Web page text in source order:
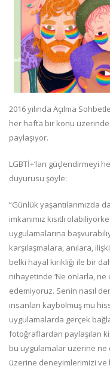
2016 yılında Açılma
her hafta bir konu üzerinde
paylaşıyor.
LGBTİ+’ları güçlendirmeyi
duyurusu şöyle:
“Günlük yaşantılarımızda
imkanımız kısıtlı
uygulamalarına
karşılaşmalara, anılara,
belki hayal kırıklığı ile bir
nihayetinde ‘Ne onlarla,
edemiyoruz. Senin nasıl
insanları kaybolmuş mu
uygulamalarda gerçek
fotoğraflardan paylaşılan
bu uygulamalar üzerine
üzerine deneyimlerimizi ve